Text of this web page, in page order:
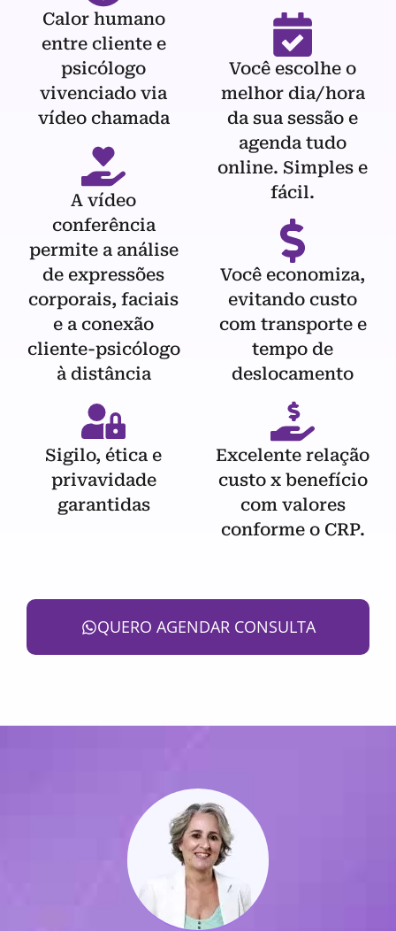
Calor humano
entre cliente e
psicólogo
vivenciado via
vídeo chamada
A vídeo
conferência
permite a análise
de expressões
corporais, faciais
e a conexão
cliente-psicólogo
à distância
Sigilo, ética e
privavidade
garantidas
Você escolhe o
melhor dia/hora
da sua sessão e
agenda tudo
online. Simples e
fácil.
Você economiza,
evitando custo
com transporte e
tempo de
deslocamento
Excelente relação
custo x benefício
com valores
conforme o CRP.
QUERO AGENDAR CONSULTA